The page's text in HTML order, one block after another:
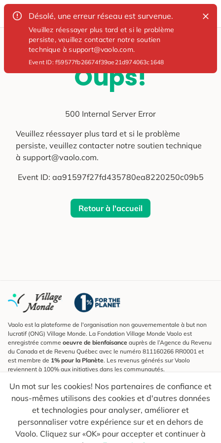
Désolé, une erreur réseau est survenue.
Veuillez réessayer plus tard et si le problème
persiste, veuillez contacter notre soutien
technique à support@vaolo.com.
Event ID:f59577fb26674f39ae21d974063c1648
Oups!
500 Internal Server Error
Veuillez réessayer plus tard et si le problème
persiste, veuillez contacter notre soutien technique
à support@vaolo.com.
Event ID: aa91597f27fd435780ea8220250c09b5
Retour à l'accueil
Un mot sur les cookies! Nos partenaires de confiance et
nous-mêmes utilisons des cookies et d'autres données
et technologies pour analyser, améliorer et
personnaliser votre expérience sur et en dehors de
Vaolo. Cliquez sur «OK» pour accepter et continuer à
Vaolo est la plateforme de l'organisation non gouvernementale à but non
lucratif (ONG) Village Monde. La Fondation Village Monde Vaolo est
enregistrée comme oeuvre de bienfaisance auprès de l’Agence du Revenu
du Canada et de Revenu Québec avec le numéro 811160266 RR0001 et
est membre de 1% pour la Planète. Les revenus générés sur Vaolo
reviennent à 100% aux initiatives dans les communautés.
S'inscrire à l'infolettre
Pour connaître les nouveautés, suivre nos explorateurs et recevoir des
astuces pour des voyages plus conscients.
Ton courriel Envoyer